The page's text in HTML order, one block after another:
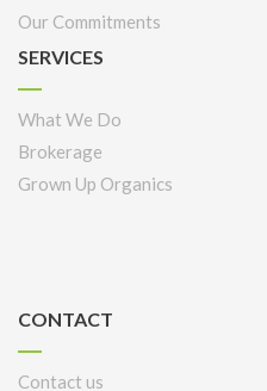
Our Commitments
SERVICES
What We Do
Brokerage
Grown Up Organics
CONTACT
Contact us